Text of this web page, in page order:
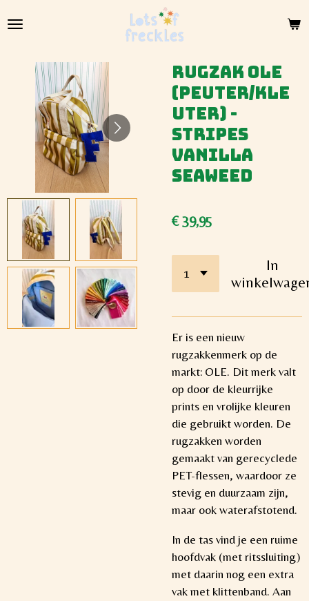
direct
hoofdinhoud
Rugzak OLE
(peuter/kle
uter) -
Stripes
Vanilla
Seaweed
€ 39,95
In
Er is een nieuw
rugzakkenmerk op de
markt: OLE. Dit merk valt
op door de kleurrijke
prints en vrolijke kleuren
die gebruikt worden. De
rugzakken worden
gemaakt van gerecyclede
PET-flessen, waardoor ze
stevig en duurzaam zijn,
maar ook waterafstotend.
In de tas vind je een ruime
hoofdvak (met ritssluiting)
met daarin nog een extra
vak met klittenband. Aan